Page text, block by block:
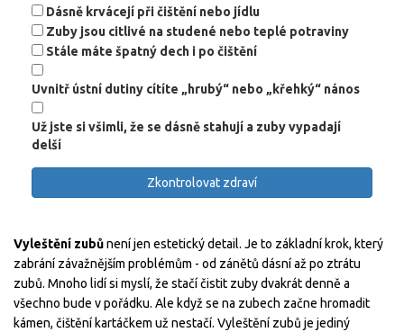
Dásně krvácejí při čištění nebo jídlu
Zuby jsou citlivé na studené nebo teplé potraviny
Stále máte špatný dech i po čištění
Uvnitř ústní dutiny cítíte „hrubý“ nebo „křehký“ nános
Už jste si všimli, že se dásně stahují a zuby vypadají
delší
Zkontrolovat zdraví
Vyleštění zubůnení jen estetický detail. Je to základní krok, který
zabrání závažnějším problémům - od zánětů dásní až po ztrátu
zubů. Mnoho lidí si myslí, že stačí čistit zuby dvakrát denně a
všechno bude v pořádku. Ale když se na zubech začne hromadit
kámen, čištění kartáčkem už nestačí. Vyleštění zubů je jediný